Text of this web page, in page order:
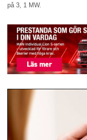
på 3, 1 MW.